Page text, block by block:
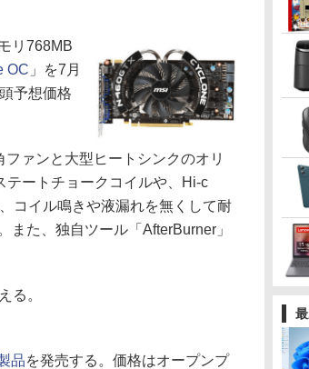
リ768MB
OC 」を7月
予想価格
ァンと大型ヒートシンクのオリ
テートチョークコイルや、Hi-c
コイル鳴きや液漏れを無くして耐
た、独自ツール「AfterBurner」
る。
品を発売する。価格はオープンプ